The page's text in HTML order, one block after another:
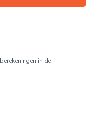
in de